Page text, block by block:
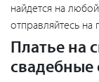
найдется на
отправляйтесь на
Платье на
свадебные